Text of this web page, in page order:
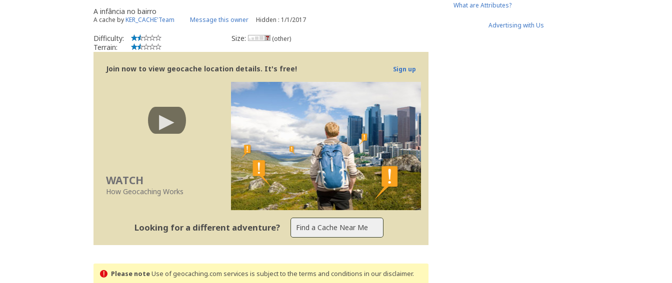
A infância no bairro
A cache byKER_CACHE'Team Message this owner Hidden : 1/1/2017
Difficulty:
Terrain:
Size: (other)
Join now to view geocache location details. It's free! Sign up
WATCH
How Geocaching Works
Looking for a different adventure?
Please noteUse of geocaching.com services is subject to the terms and conditions in our disclaimer.
What are Attributes?
Advertising with Us